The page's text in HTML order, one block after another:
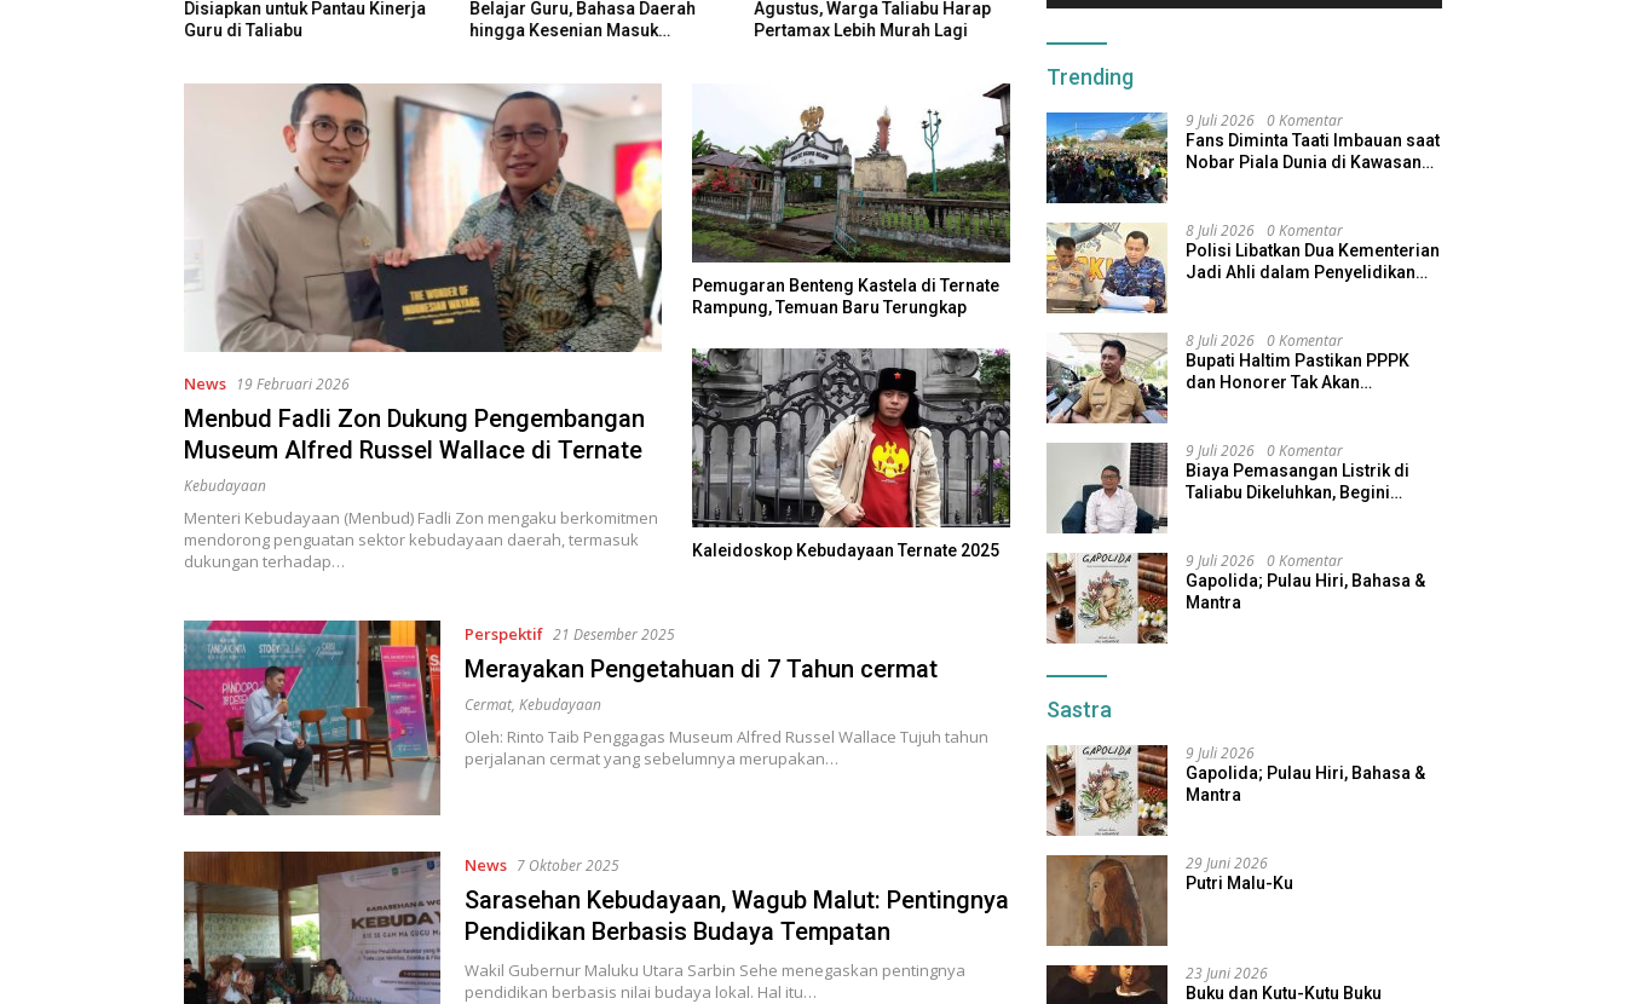
Disiapkan untuk Pantau Kinerja
Guru di Taliabu
Belajar Guru, Bahasa Daerah
hingga Kesenian Masuk
Agustus, Warga Taliabu Harap
Pertamax Lebih Murah Lagi
Pastikan Program Afirmasi
Menjaga Inflasi Maluku Utara
News 19 Februari 2026
Menbud Fadli Zon Dukung Pengembangan
Museum Alfred Russel Wallace di Ternate
Kebudayaan
Menteri Kebudayaan (Menbud) Fadli Zon mengaku berkomitmen
mendorong penguatan sektor kebudayaan daerah, termasuk
dukungan terhadap…
Pemugaran Benteng Kastela di Ternate
Rampung, Temuan Baru Terungkap
Kaleidoskop Kebudayaan Ternate 2025
Perspektif 21 Desember 2025
Merayakan Pengetahuan di 7 Tahun cermat
Cermat, Kebudayaan
Oleh: Rinto Taib Penggagas Museum Alfred Russel Wallace Tujuh tahun
perjalanan cermat yang sebelumnya merupakan…
News 7 Oktober 2025
Sarasehan Kebudayaan, Wagub Malut: Pentingnya
Pendidikan Berbasis Budaya Tempatan
Wakil Gubernur Maluku Utara Sarbin Sehe menegaskan pentingnya
pendidikan berbasis nilai budaya lokal. Hal itu…
Trending
9 Juli 2026 0 Komentar
Fans Diminta Taati Imbauan saat
Nobar Piala Dunia di Kawasan
8 Juli 2026 0 Komentar
Polisi Libatkan Dua Kementerian
Jadi Ahli dalam Penyelidikan
8 Juli 2026 0 Komentar
Bupati Haltim Pastikan PPPK
dan Honorer Tak Akan
9 Juli 2026 0 Komentar
Biaya Pemasangan Listrik di
Taliabu Dikeluhkan, Begini
9 Juli 2026 0 Komentar
Gapolida; Pulau Hiri, Bahasa &
Mantra
Sastra
9 Juli 2026
Gapolida; Pulau Hiri, Bahasa &
Mantra
29 Juni 2026
Putri Malu-Ku
23 Juni 2026
Buku dan Kutu-Kutu Buku